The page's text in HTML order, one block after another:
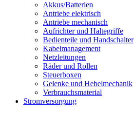
Akkus/Batterien
Antriebe elektrisch
Antriebe mechanisch
Aufrichter und Haltegriffe
Bedienteile und Handschalter
Kabelmanagement
Netzleitungen
Räder und Rollen
Steuerboxen
Gelenke und Hebelmechanik
Verbrauchsmaterial
Stromversorgung